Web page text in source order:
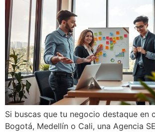
Si buscas que tu negocio destaque en
Bogotá, Medellín o Cali, una Agencia